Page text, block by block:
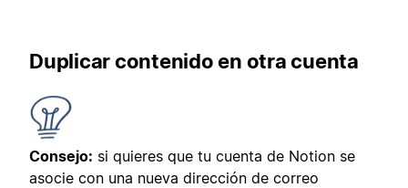
Duplicar contenido en otra cuenta
Consejo: si quieres que tu cuenta de Notion se
asocie con una nueva dirección de correo